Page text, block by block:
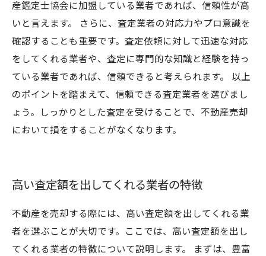
産鑑定士協会に加盟している業者であれば、信頼性が高
いと言えます。 さらに、査定業者の対応力やプロ意識を
確認することも重要です。査定依頼に対して迅速な対応
をしてくれる業者や、査定に専門的な知識と経験を持っ
ている業者であれば、信頼できると考えられます。 以上
のポイントを踏まえて、信頼できる査定業者を選びまし
ょう。しっかりとした査定を受けることで、不動産売却
において損をすることがなくなります。
高い査定額を出してくれる業者の特徴
不動産を売却する際には、高い査定額を出してくれる業
者を選ぶことが大切です。ここでは、高い査定額を出し
てくれる業者の特徴について説明します。 まずは、豊富